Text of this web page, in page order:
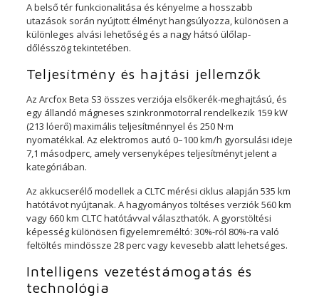
A belső tér funkcionalitása és kényelme a hosszabb
utazások során nyújtott élményt hangsúlyozza, különösen a
különleges alvási lehetőség és a nagy hátsó ülőlap-
dőlésszög tekintetében.
Teljesítmény és hajtási jellemzők
Az Arcfox Beta S3 összes verziója elsőkerék-meghajtású, és
egy állandó mágneses szinkronmotorral rendelkezik 159 kW
(213 lóerő) maximális teljesítménnyel és 250 N·m
nyomatékkal. Az elektromos autó 0–100 km/h gyorsulási ideje
7,1 másodperc, amely versenyképes teljesítményt jelent a
kategóriában.
Az akkucserélő modellek a CLTC mérési ciklus alapján 535 km
hatótávot nyújtanak. A hagyományos töltéses verziók 560 km
vagy 660 km CLTC hatótávval választhatók. A gyorstöltési
képesség különösen figyelemreméltó: 30%-ról 80%-ra való
feltöltés mindössze 28 perc vagy kevesebb alatt lehetséges.
Intelligens vezetéstámogatás és
technológia